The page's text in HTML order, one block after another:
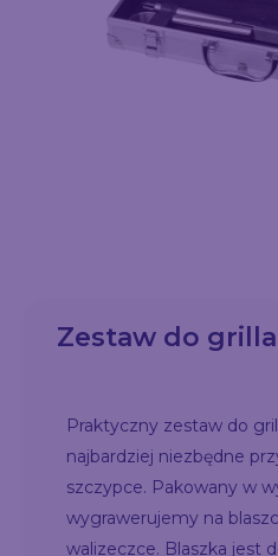
Zestaw do grilla
Praktyczny zestaw do
najbardziej niezbędne
szczypce. Pakowany w
wygrawerujemy na
walizeczce. Blaszka jest